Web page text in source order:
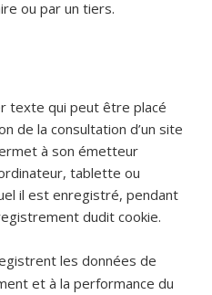
ou par un tiers.
texte qui peut être placé
de la consultation d’un site
à son émetteur
tablette ou
il est enregistré, pendant
dudit cookie.
les données de
et à la performance du